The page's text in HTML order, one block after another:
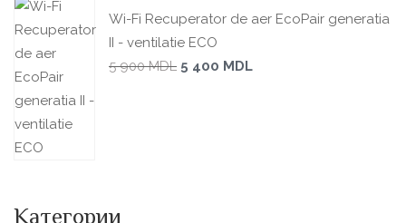
Wi-Fi Recuperator de aer EcoPair generatia
II - ventilatie ECO
5 900MDL 5 400 MDL